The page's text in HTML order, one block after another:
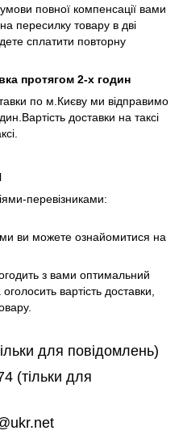
повної компенсації вами
пересилку товару в дві
сплатити повторну
протягом 2-х годин
по м.Києву ми відправимо
доставки на таксі
перевізниками:
ви можете ознайомитися на
з вами оптимальний
вартість доставки,
для повідомлень)
(тільки для